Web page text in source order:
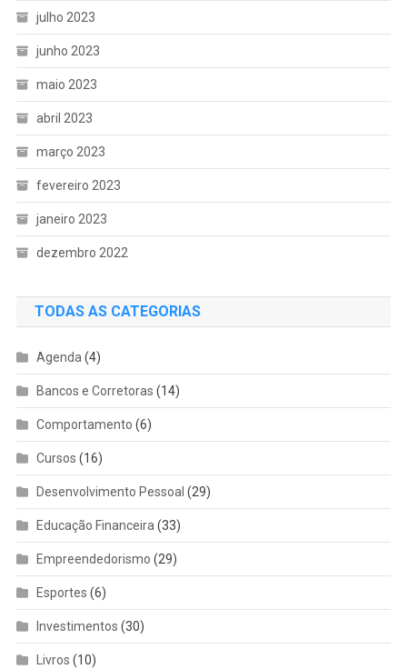
julho 2023
junho 2023
maio 2023
abril 2023
março 2023
fevereiro 2023
janeiro 2023
dezembro 2022
TODAS AS CATEGORIAS
Agenda (4)
Bancos e Corretoras (14)
Comportamento (6)
Cursos (16)
Desenvolvimento Pessoal (29)
Educação Financeira (33)
Empreendedorismo (29)
Esportes (6)
Investimentos (30)
Livros (10)